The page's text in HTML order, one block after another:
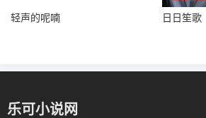
轻声的呢喃 日日笙歌
乐可小说网